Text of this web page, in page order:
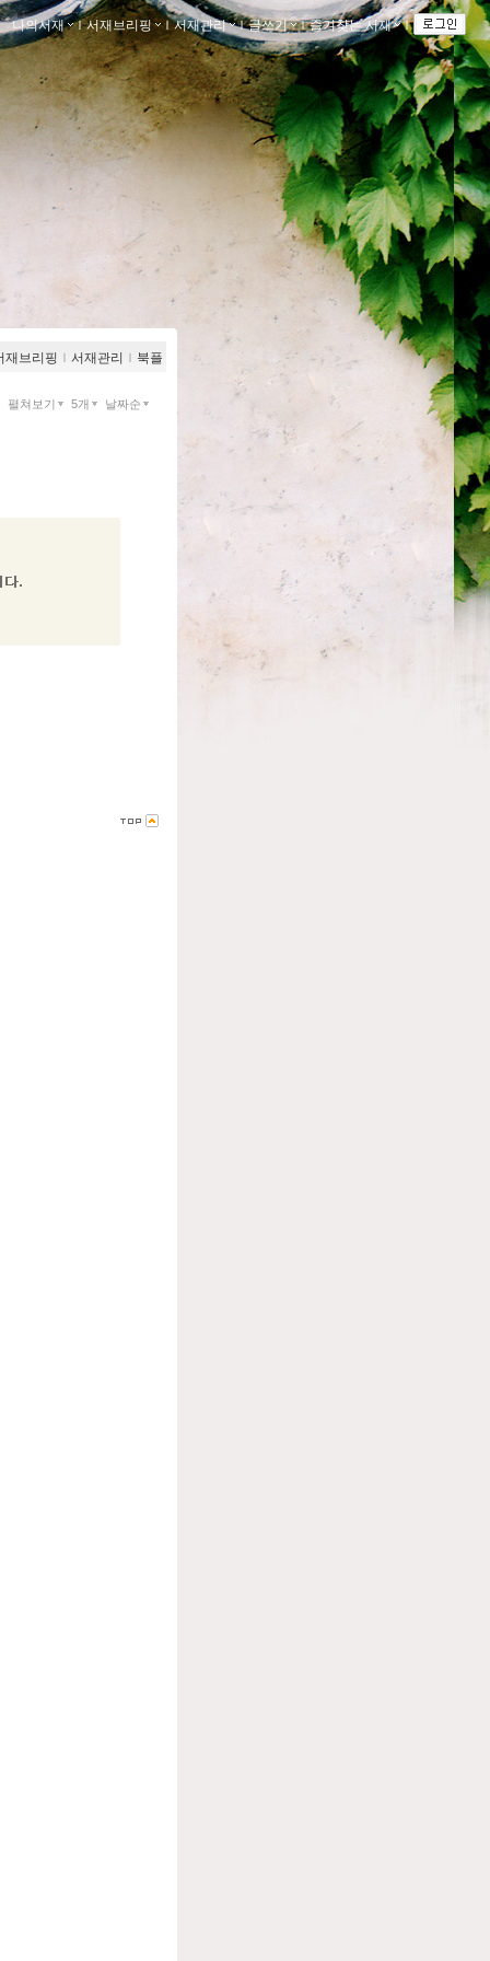
나의서재 ｌ서재브리핑 ｌ서재관리 ｌ글쓰기 ｌ즐겨찾는 서재 ｌ
재브리핑 ｌ 서재관리 ｌ 북플
펼쳐보기 5개 날짜순